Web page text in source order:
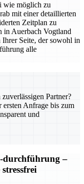
wie möglich zu
mit einer detaillierten
Zeitplan zu
in Auerbach Vogtland
Ihrer Seite, der sowohl in
alle
Partner?
ersten Anfrage bis zum
und
durchführung –